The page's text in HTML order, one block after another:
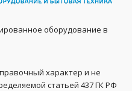
оборудование в
характер и не
статьей 437 ГК РФ